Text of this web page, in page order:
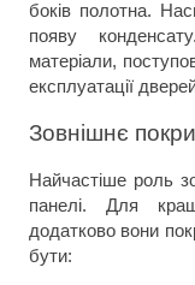
боків полотна.
появу
матеріали,
експлуатації
Зовнішнє
Найчастіше роль
панелі. Для
додатково вони
бути: